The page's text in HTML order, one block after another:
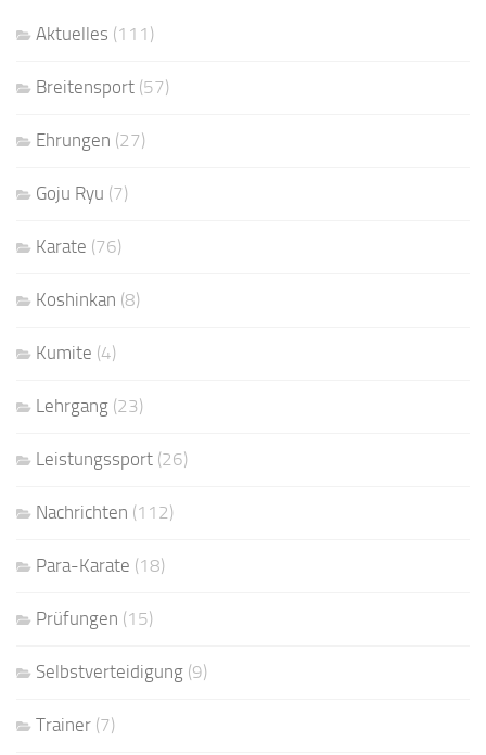
Aktuelles (111)
Breitensport (57)
Ehrungen (27)
Goju Ryu (7)
Karate (76)
Koshinkan (8)
Kumite (4)
Lehrgang (23)
Leistungssport (26)
Nachrichten (112)
Para-Karate (18)
Prüfungen (15)
Selbstverteidigung (9)
Trainer (7)